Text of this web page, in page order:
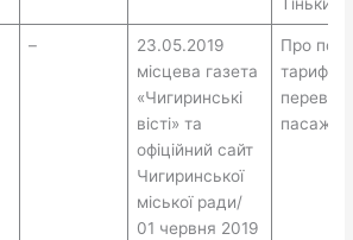
Тіньки»
–
23.05.2019
місцева газета
«Чигиринські
вісті» та
офіційний сайт
Чигиринської
міської ради/
01 червня 2019
Про
тарифу